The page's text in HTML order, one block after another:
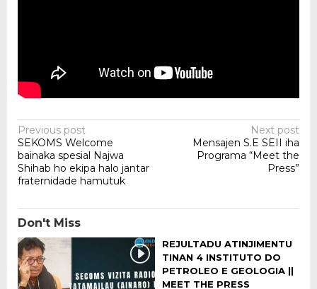
Post
navigation
Previous post
SEKOMS Welcome
bainaka spesial Najwa
Shihab ho ekipa halo jantar
fraternidade hamutuk
Next post
Mensajen S.E SEII iha
Programa “Meet the
Press”
Don't Miss
REJULTADU ATINJIMENTU
TINAN 4 INSTITUTO DO
PETROLEO E GEOLOGIA ||
MEET THE PRESS